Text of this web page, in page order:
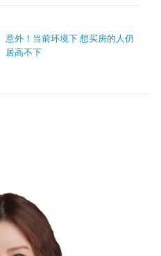
意外！当前环境下 想买房的人仍
居高不下